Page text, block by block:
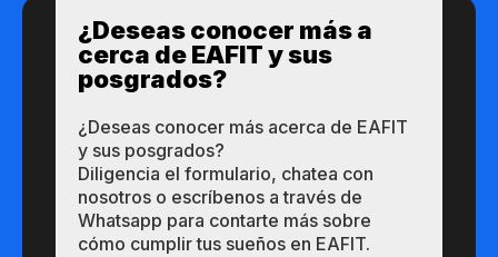
¿Des​eas​ ​​conocer m​​ás a​
cerca de ​EAFIT y sus ​
posgrados?​
¿Des​eas​ ​​conocer m​​ás a​cerca de ​EAFIT
y sus ​posgrados?​
Diligencia el formulario, chatea con
nosotros o escríbenos a través de
Whatsapp para contarte más sobre
cómo cumplir tus sueños en EAFIT.